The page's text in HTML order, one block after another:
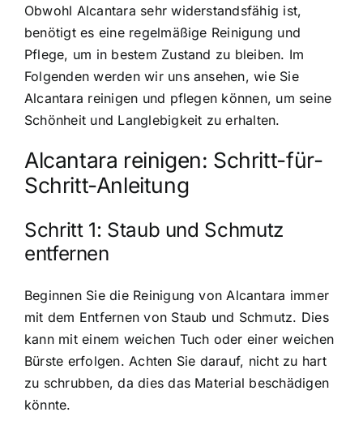
Obwohl Alcantara sehr widerstandsfähig ist,
benötigt es eine regelmäßige Reinigung und
Pflege, um in bestem Zustand zu bleiben. Im
Folgenden werden wir uns ansehen, wie Sie
Alcantara reinigen und pflegen können, um seine
Schönheit und Langlebigkeit zu erhalten.
Alcantara reinigen: Schritt-für-
Schritt-Anleitung
Schritt 1: Staub und Schmutz
entfernen
Beginnen Sie die Reinigung von Alcantara immer
mit dem Entfernen von Staub und Schmutz. Dies
kann mit einem weichen Tuch oder einer weichen
Bürste erfolgen. Achten Sie darauf, nicht zu hart
zu schrubben, da dies das Material beschädigen
könnte.